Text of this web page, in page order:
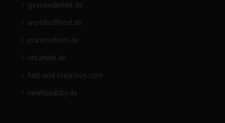
gesuendernet.de
worldsoffood.de
planetoftech.de
urbanlife.de
fast-and-luxurious.com
newfoodcity.de